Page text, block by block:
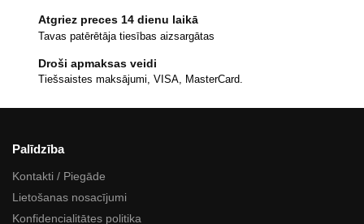
Atgriez preces 14 dienu laikā
Tavas patērētāja tiesības aizsargātas
Droši apmaksas veidi
Tiešsaistes maksājumi, VISA, MasterCard.
Palīdzība
Kontakti / Piegāde
Lietošanas nosacījumi
Konfidencialitātes politika